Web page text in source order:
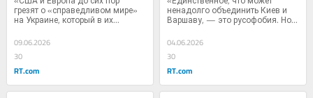
грезят о «справедливом мире»
на Украине, который в их...
09.06.2026
30
RT.com
ненадолго объединить Киев и
Варшаву, — это русофобия. Но...
04.06.2026
30
RT.com